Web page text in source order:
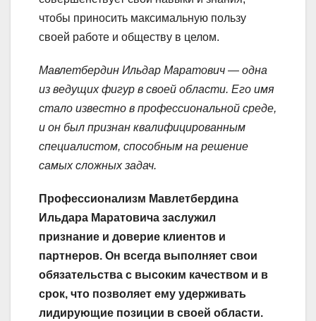
чтобы приносить максимальную пользу
своей работе и обществу в целом.
Мавлетбердин Ильдар Маратович — одна
из ведущих фигур в своей области. Его имя
стало известно в профессиональной среде,
и он был признан квалифицированным
специалистом, способным на решение
самых сложных задач.
Профессионализм Мавлетбердина
Ильдара Маратовича заслужил
признание и доверие клиентов и
партнеров. Он всегда выполняет свои
обязательства с высоким качеством и в
срок, что позволяет ему удерживать
лидирующие позиции в своей области.